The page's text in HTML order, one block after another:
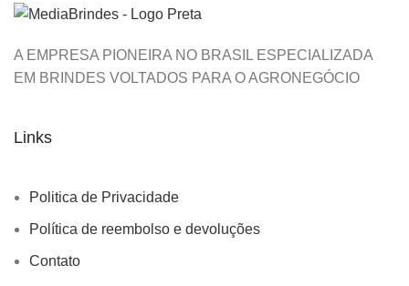
A EMPRESA PIONEIRA NO BRASIL ESPECIALIZADA
EM BRINDES VOLTADOS PARA O AGRONEGÓCIO
Links
Politica de Privacidade
Política de reembolso e devoluções
Contato